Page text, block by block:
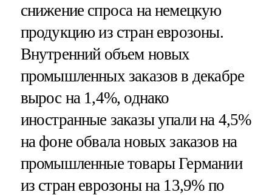
снижение спроса на немецкую
продукцию из стран еврозоны.
Внутренний объем новых
промышленных заказов в декабре
вырос на 1,4%, однако
иностранные заказы упали на 4,5%
на фоне обвала новых заказов на
промышленные товары Германии
из стран еврозоны на 13,9% по